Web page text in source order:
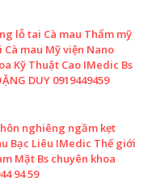
lỗ tai Cà mau Thẩm mỹ
mau Mỹ viện Nano
Kỹ Thuật Cao IMedic Bs
DUY 0919449459
nghiêng ngầm kẹt
Bạc Liêu IMedic Thế giới
Mặt Bs chuyên khoa
94 59